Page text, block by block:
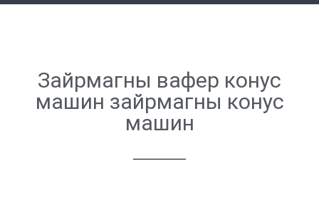
Зайрмагны вафер конус
машин зайрмагны конус
машин